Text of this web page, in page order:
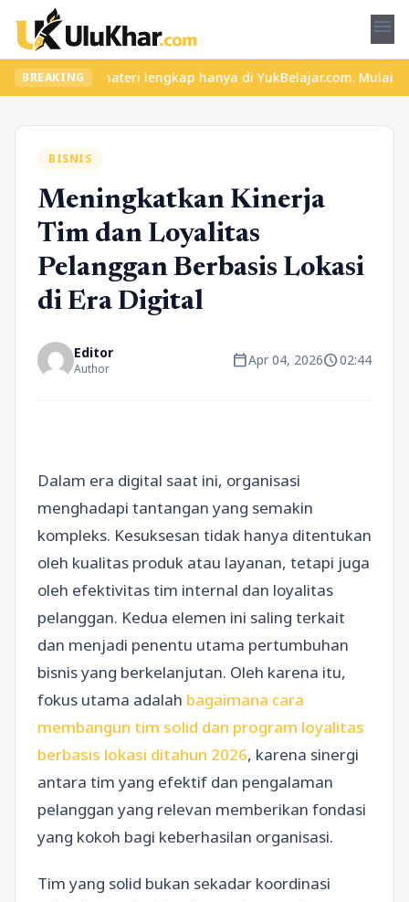
menu
BREAKING
materi lengkap hanya di YukBelajar.com. Mulai langkah
BISNIS
Meningkatkan Kinerja
Tim dan Loyalitas
Pelanggan Berbasis Lokasi
di Era Digital
Editor
Author calendar_todayApr 04, 2026schedule02:44
Dalam era digital saat ini, organisasi
menghadapi tantangan yang semakin
kompleks. Kesuksesan tidak hanya ditentukan
oleh kualitas produk atau layanan, tetapi juga
oleh efektivitas tim internal dan loyalitas
pelanggan. Kedua elemen ini saling terkait
dan menjadi penentu utama pertumbuhan
bisnis yang berkelanjutan. Oleh karena itu,
fokus utama adalah bagaimana cara
membangun tim solid dan program loyalitas
berbasis lokasi ditahun 2026, karena sinergi
antara tim yang efektif dan pengalaman
pelanggan yang relevan memberikan fondasi
yang kokoh bagi keberhasilan organisasi.
Tim yang solid bukan sekadar koordinasi